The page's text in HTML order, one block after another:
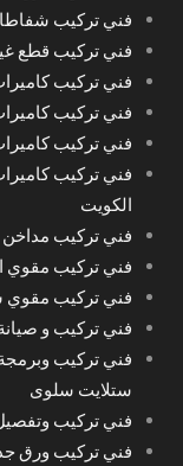
فني تركيب
فني تركيب قطع
فني تركيب
فني تركيب
فني تركيب
فني تركيب
الكويت
فني تركيب
فني تركيب مقوي
فني تركيب
فني تركيب و
فني تركيب
ستلايت سلوى
فني تركيب
فني تركيب ورق